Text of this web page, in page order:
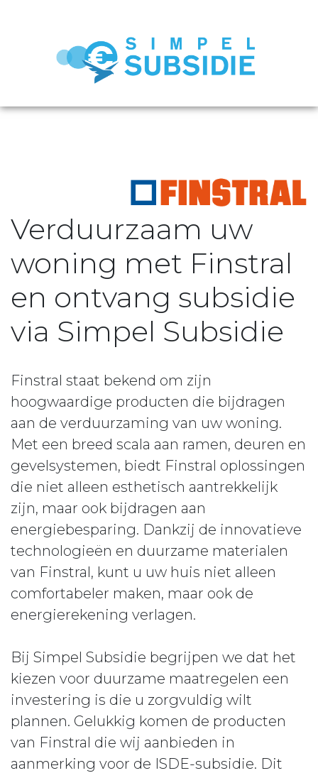
Verduurzaam uw
woning met Finstral
en ontvang subsidie
via Simpel Subsidie
Finstral staat bekend om zijn
hoogwaardige producten die bijdragen
aan de verduurzaming van uw woning.
Met een breed scala aan ramen, deuren en
gevelsystemen, biedt Finstral oplossingen
die niet alleen esthetisch aantrekkelijk
zijn, maar ook bijdragen aan
energiebesparing. Dankzij de innovatieve
technologieën en duurzame materialen
van Finstral, kunt u uw huis niet alleen
comfortabeler maken, maar ook de
energierekening verlagen.
Bij Simpel Subsidie begrijpen we dat het
kiezen voor duurzame maatregelen een
investering is die u zorgvuldig wilt
plannen. Gelukkig komen de producten
van Finstral die wij aanbieden in
aanmerking voor de ISDE-subsidie. Dit